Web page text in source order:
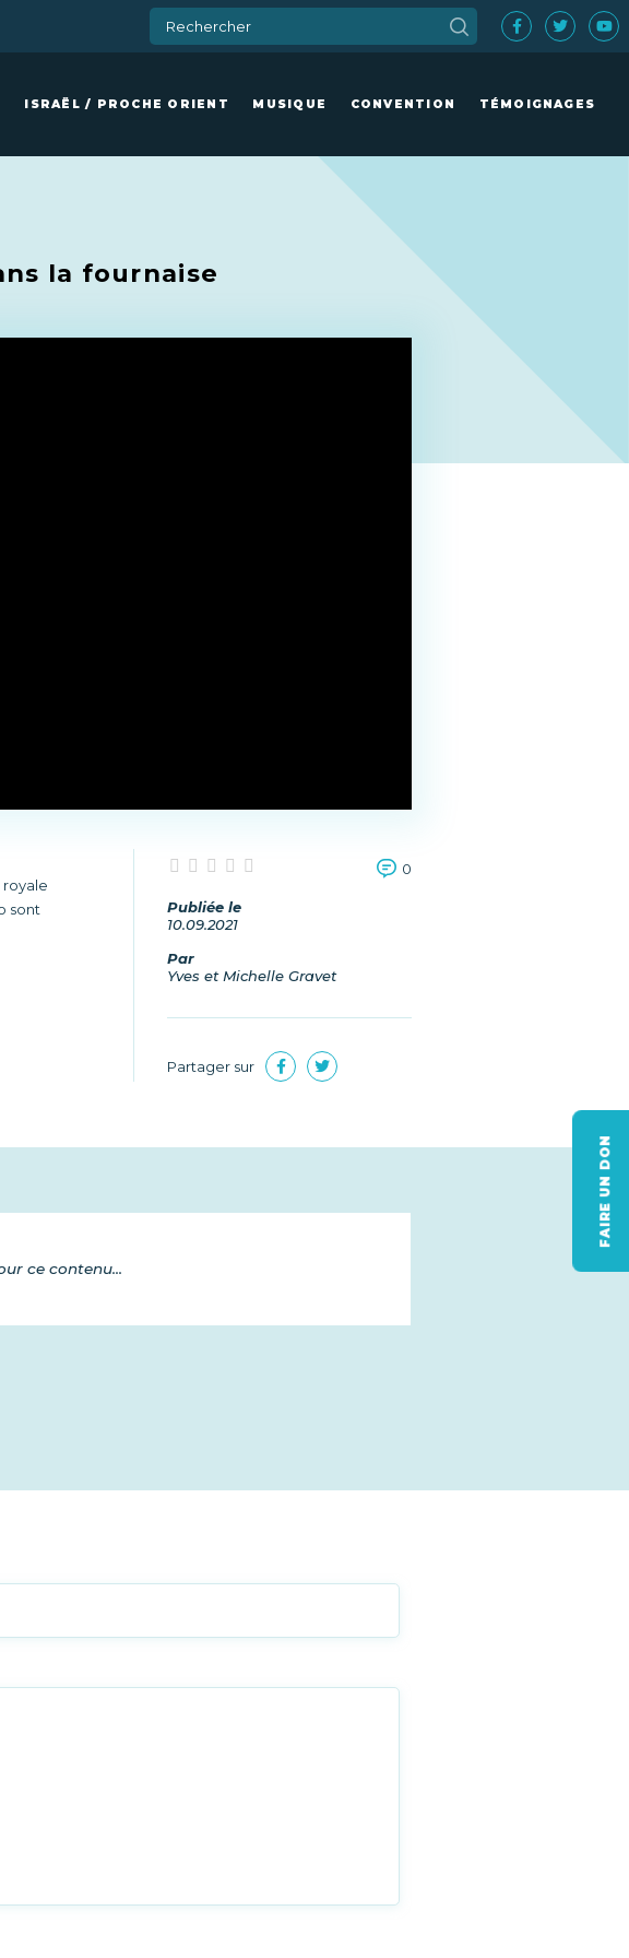
ISRAËL / PROCHE ORIENT MUSIQUE CONVENTION TÉMOIGNAGES
FAIRE UN DON
la fournaise
royale
sont
0
Publiée le
10.09.2021
Par
Yves et Michelle Gravet
Partager sur
ce contenu...